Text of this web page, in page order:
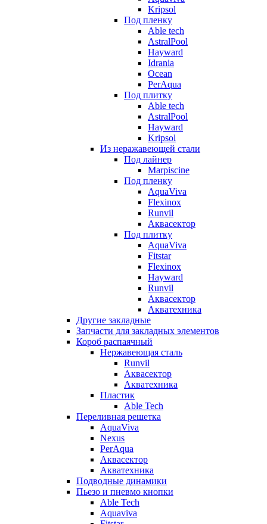
Kripsol
Под пленку
Able tech
AstralPool
Hayward
Idrania
Ocean
PerAqua
Под плитку
Able tech
AstralPool
Hayward
Kripsol
Из неражавеющей стали
Под лайнер
Marpiscine
Под пленку
AquaViva
Flexinox
Runvil
Аквасектор
Под плитку
AquaViva
Fitstar
Flexinox
Hayward
Runvil
Аквасектор
Акватехника
Другие закладные
Запчасти для закладных элементов
Короб распаячный
Нержавеющая сталь
Runvil
Аквасектор
Акватехника
Пластик
Able Tech
Переливная решетка
AquaViva
Nexus
PerAqua
Аквасектор
Акватехника
Подводные динамики
Пьезо и пневмо кнопки
Able Tech
Aquaviva